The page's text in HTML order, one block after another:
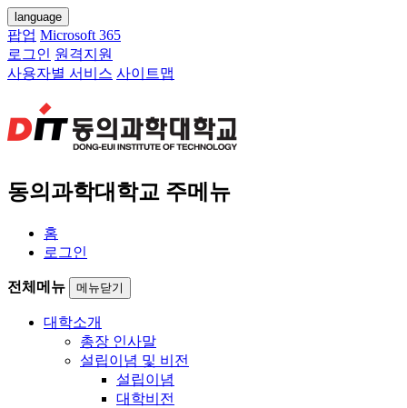
language
팝업 Microsoft 365
로그인 원격지원
사용자별 서비스 사이트맵
동의과학대학교 주메뉴
홈
로그인
전체메뉴 메뉴닫기
대학소개
총장 인사말
설립이념 및 비전
설립이념
대학비전